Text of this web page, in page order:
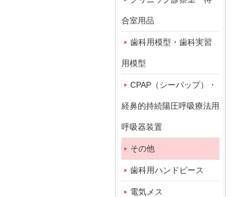
合室用品
歯科用模型・歯科実習
用模型
CPAP（シーパップ）・
経鼻的持続陽圧呼吸療法用
呼吸器装置
その他
歯科用ハンドピース
電気メス